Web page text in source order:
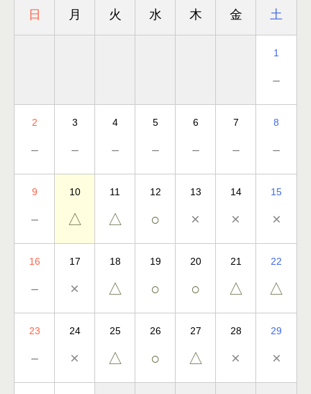
日
月 火 水 木 金 土
1
－
2
－
3
－
4
－
5
－
6
－
7
－
8
－
9
－
10
△
11
△
12
○
13
×
14
×
15
×
16
－
17
×
18
△
19
○
20
○
21
△
22
△
23
－
24
×
25
△
26
○
27
△
28
×
29
×